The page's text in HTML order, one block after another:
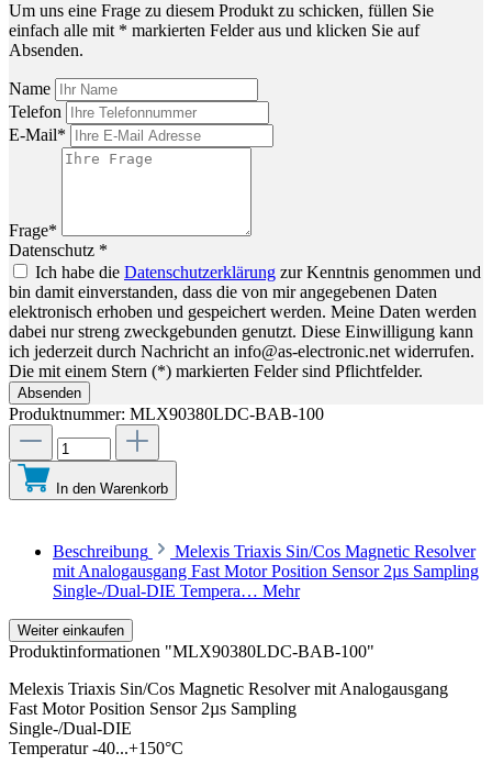
Um uns eine Frage zu diesem Produkt zu schicken, füllen Sie
einfach alle mit * markierten Felder aus und klicken Sie auf
Absenden.
Name
Telefon
E-Mail*
Frage*
Datenschutz *
Ich habe die Datenschutzerklärung zur Kenntnis genommen und
bin damit einverstanden, dass die von mir angegebenen Daten
elektronisch erhoben und gespeichert werden. Meine Daten werden
dabei nur streng zweckgebunden genutzt. Diese Einwilligung kann
ich jederzeit durch Nachricht an info@as-electronic.net widerrufen.
Die mit einem Stern (*) markierten Felder sind Pflichtfelder.
Absenden
Produktnummer: MLX90380LDC-BAB-100
In den Warenkorb
Beschreibung
Melexis Triaxis Sin/Cos Magnetic Resolver
mit Analogausgang Fast Motor Position Sensor 2µs Sampling
Single-/Dual-DIE Tempera… Mehr
Weiter einkaufen
Produktinformationen "MLX90380LDC-BAB-100"
Melexis Triaxis Sin/Cos Magnetic Resolver mit Analogausgang
Fast Motor Position Sensor 2µs Sampling
Single-/Dual-DIE
Temperatur -40...+150°C